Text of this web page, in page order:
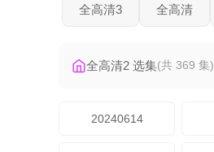
全高清3 全高清
全高清2 选集(共 369 集)
20240614